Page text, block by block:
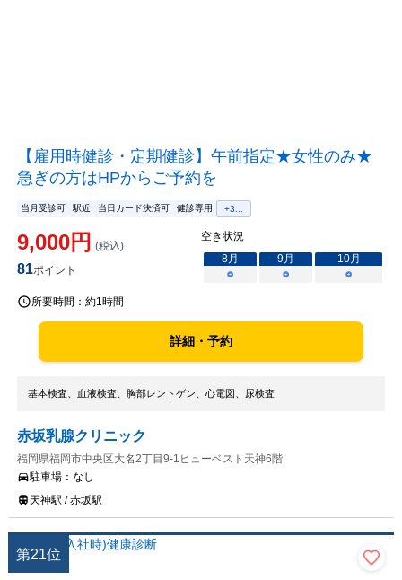
【雇用時健診・定期健診】午前指定★女性のみ★
急ぎの方はHPからご予約を
当月受診可 駅近 当日カード決済可 健診専用 +3...
9,000円 (税込)
81ポイント
空き状況
8月 9月 10月
○
○ ○
所要時間： 約1時間
詳細・予約
基本検査、血液検査、胸部レントゲン、心電図、尿検査
赤坂乳腺クリニック
福岡県福岡市中央区大名2丁目9-1ヒューベスト天神6階
駐車場： なし
天神駅 / 赤坂駅
第21位